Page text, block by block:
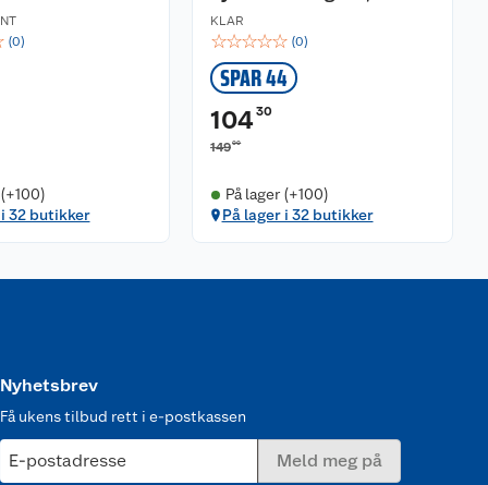
(0)
32 butikker
KLAR
☆☆☆☆☆ (0)
SPAR 44
10430
14900
På lager (+100)
På lager i 32 butikker
Nyhetsbrev
Få ukens tilbud rett i e-postkassen
E-postadresse Meld meg på